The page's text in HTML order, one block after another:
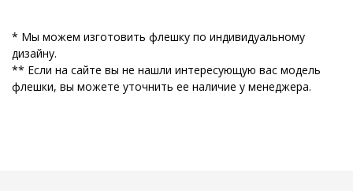
* Мы можем изготовить флешку по индивидуальному
дизайну.
** Если на сайте вы не нашли интересующую вас модель
флешки, вы можете уточнить ее наличие у менеджера.